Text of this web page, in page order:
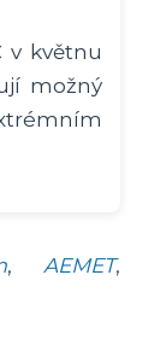
v květnu
možný
, AEMET,